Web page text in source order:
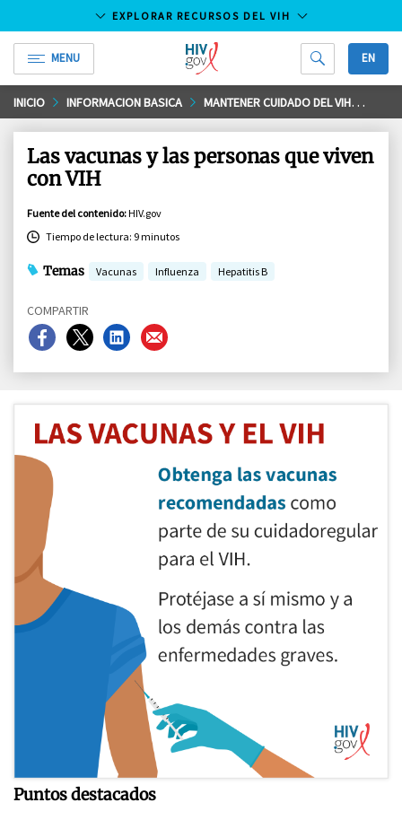
Saltar
al
principal
EXPLORAR RECURSOS DEL VIH
MENU
HIV.gov
EN
INICIO INFORMACION BASICA MANTENER CUIDADO DEL VIH
Las vacunas y las personas que viven
con VIH
Fuente del contenido:HIV.gov
Tiempo de lectura: 9 minutos
Temas Vacunas Influenza Hepatitis B
COMPARTIR
Compartir
en
Compartir
en
Compartir
en
Compartir
en
Puntos destacados